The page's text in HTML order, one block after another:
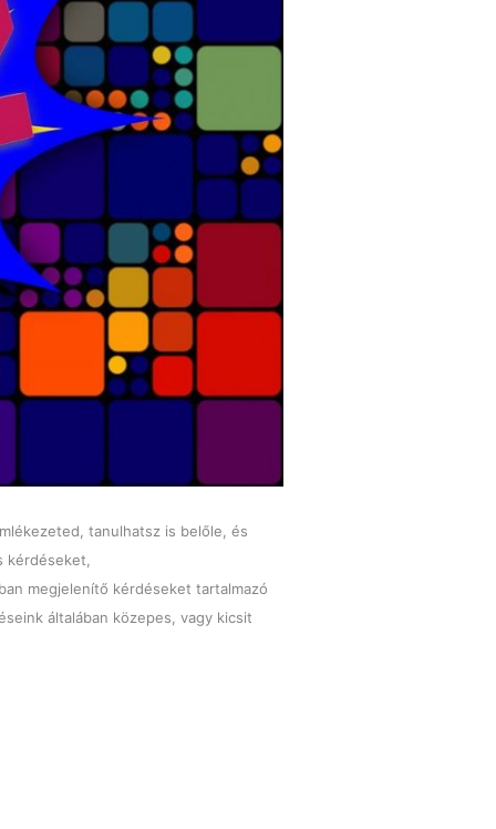
tanulhatsz is belőle, és
megjelenítő kérdéseket tartalmazó
általában közepes, vagy kicsit